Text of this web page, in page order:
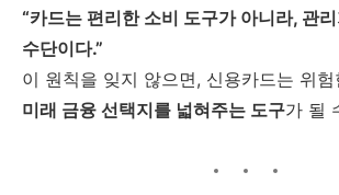
“카드는 편리한 소비 도구가 아니라, 관
수단이다.”
이 원칙을 잊지 않으면, 신용카드는 위
미래 금융 선택지를 넓혀주는 도구가 될